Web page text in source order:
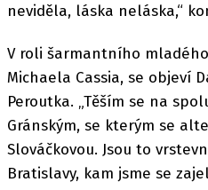
neviděla, láska neláska,“
V roli šarmantního
Michaela Cassia, se objeví
Peroutka. „Těším se na
Gránským, se kterým se
Slováčkovou. Jsou to
Bratislavy, kam jsme se